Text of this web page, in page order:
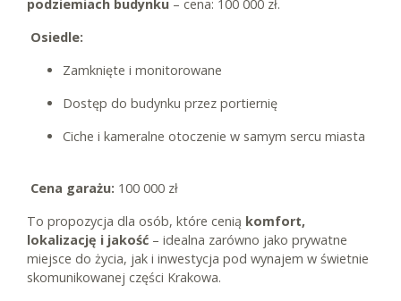
podziemiach budynku – cena: 100 000 zł.
Osiedle:
Zamknięte i monitorowane
Dostęp do budynku przez portiernię
Ciche i kameralne otoczenie w samym sercu miasta
Cena garażu: 100 000 zł
To propozycja dla osób, które cenią komfort,
lokalizację i jakość – idealna zarówno jako prywatne
miejsce do życia, jak i inwestycja pod wynajem w świetnie
skomunikowanej części Krakowa.